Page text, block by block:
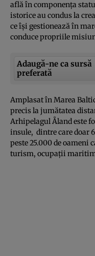
află în componenţa
istorice au condus la
ce îşi gestionează în
conduce propriile
Adaugă-ne ca sursă
preferată
Amplasat în Marea
precis la jumătatea
Arhipelagul Åland este
insule, dintre care doar
peste 25.000 de oameni
turism, ocupaţii